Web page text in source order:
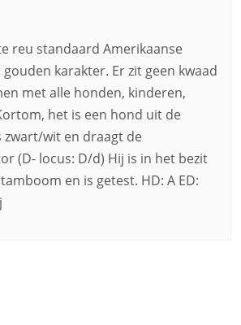
reu standaard Amerikaanse
karakter. Er zit geen kwaad
met alle honden, kinderen,
het is een hond uit de
zwart/wit en draagt de
(D- locus: D/d) Hij is in het bezit
en is getest. HD: A ED: